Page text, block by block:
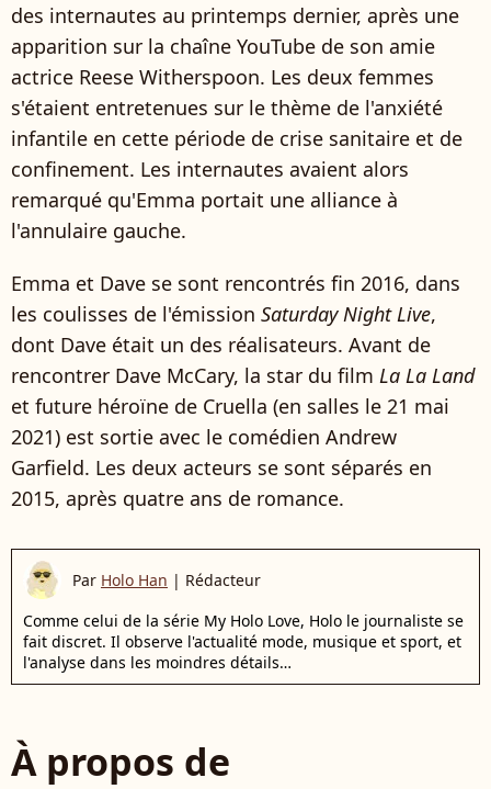
des internautes au printemps dernier, après une
apparition sur la chaîne YouTube de son amie
actrice Reese Witherspoon. Les deux femmes
s'étaient entretenues sur le thème de l'anxiété
infantile en cette période de crise sanitaire et de
confinement. Les internautes avaient alors
remarqué qu'Emma portait une alliance à
l'annulaire gauche.
Emma et Dave se sont rencontrés fin 2016, dans
les coulisses de l'émission Saturday Night Live,
dont Dave était un des réalisateurs. Avant de
rencontrer Dave McCary, la star du film La La Land
et future héroïne de Cruella (en salles le 21 mai
2021) est sortie avec le comédien Andrew
Garfield. Les deux acteurs se sont séparés en
2015, après quatre ans de romance.
Par Holo Han | Rédacteur
Comme celui de la série My Holo Love, Holo le journaliste se
fait discret. Il observe l'actualité mode, musique et sport, et
l'analyse dans les moindres détails…
À propos de